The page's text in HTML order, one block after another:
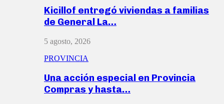
Kicillof entregó viviendas a familias
de General La…
5 agosto, 2026
PROVINCIA
Una acción especial en Provincia
Compras y hasta…